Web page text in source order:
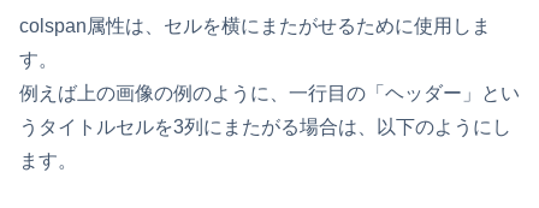
colspan属性は、セルを横にまたがせるために使用しま
す。
例えば上の画像の例のように、一行目の「ヘッダー」とい
うタイトルセルを3列にまたがる場合は、以下のようにし
ます。